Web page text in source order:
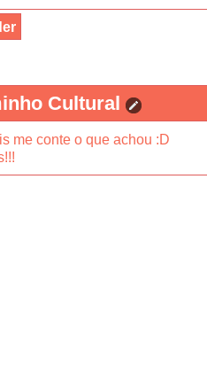
Cultural
me conte o que achou :D